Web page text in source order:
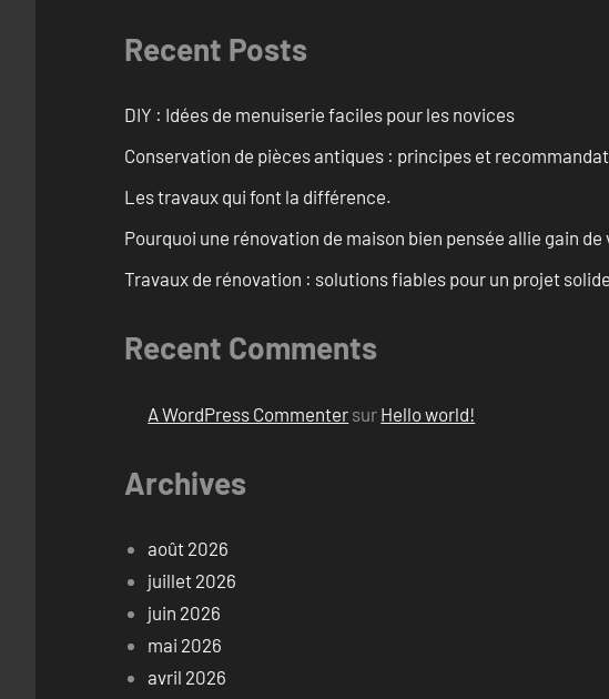
Recent Posts
DIY : Idées de menuiserie faciles pour les novices
Conservation de pièces antiques : principes et
Les travaux qui font la différence.
Pourquoi une rénovation de maison bien pensée allie gain
Travaux de rénovation : solutions fiables pour un projet solide
Recent Comments
A WordPress Commenter sur Hello world!
Archives
août 2026
juillet 2026
juin 2026
mai 2026
avril 2026